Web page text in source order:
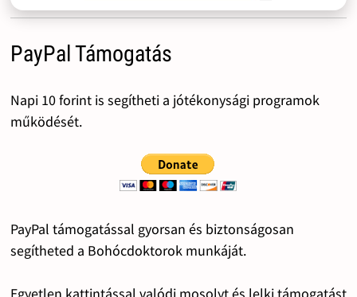
PayPal Támogatás
Napi 10 forint is segítheti a jótékonysági programok
működését.
PayPal támogatással gyorsan és biztonságosan
segítheted a Bohócdoktorok munkáját.